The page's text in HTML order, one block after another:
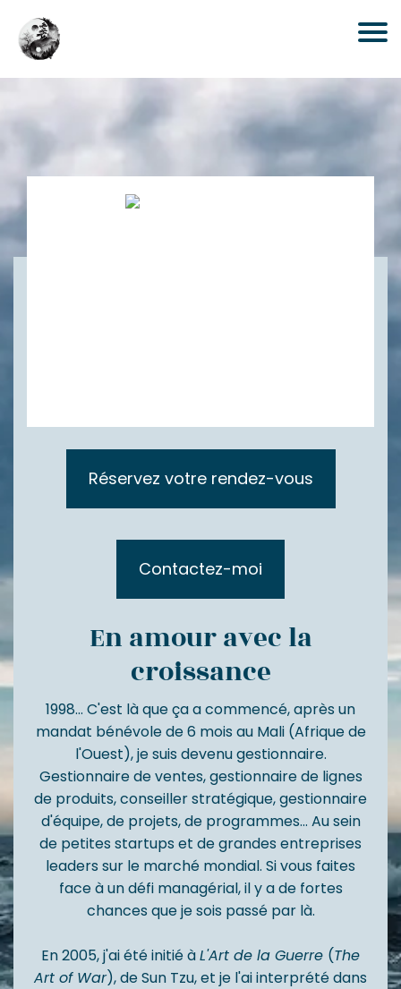
Réservez votre rendez-vous
Contactez-moi
En amour avec la
croissance
1998... C'est là que ça a commencé, après un
mandat bénévole de 6 mois au Mali (Afrique de
l'Ouest), je suis devenu gestionnaire.
Gestionnaire de ventes, gestionnaire de lignes
de produits, conseiller stratégique, gestionnaire
d'équipe, de projets, de programmes... Au sein
de petites startups et de grandes entreprises
leaders sur le marché mondial. Si vous faites
face à un défi managérial, il y a de fortes
chances que je sois passé par là.
En 2005, j'ai été initié àL'Art de la Guerre (The
Art of War), de Sun Tzu, et je l'ai interprété dans